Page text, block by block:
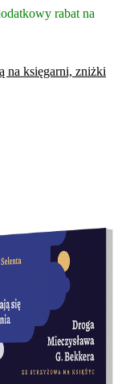
rabat na
na księgarni, zniżki